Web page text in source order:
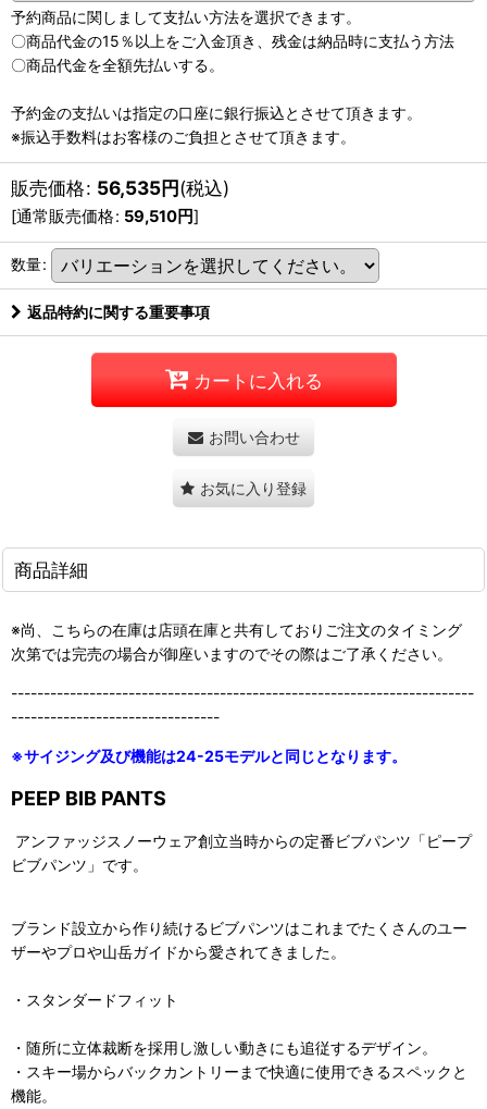
予約商品に関しまして支払い方法を選択できます。
〇商品代金の15％以上をご入金頂き、残金は納品時に支払う方法
〇商品代金を全額先払いする。
予約金の支払いは指定の口座に銀行振込とさせて頂きます。
※振込手数料はお客様のご負担とさせて頂きます。
販売価格: 56,535円(税込)
[通常販売価格: 59,510円]
数量:
返品特約に関する重要事項
カートに入れる
お問い合わせ
お気に入り登録
商品詳細
※尚、こちらの在庫は店頭在庫と共有しておりご注文のタイミング
次第では完売の場合が御座いますのでその際はご了承ください。
-----------------------------------------------------------------------
--------------------------------
※サイジング及び機能は24-25モデルと同じとなります。
PEEP BIB PANTS
アンファッジスノーウェア創立当時からの定番ビブパンツ「ピープ
ビブパンツ」です。
ブランド設立から作り続けるビブパンツはこれまでたくさんのユー
ザーやプロや山岳ガイドから愛されてきました。
・スタンダードフィット
・随所に立体裁断を採用し激しい動きにも追従するデザイン。
・スキー場からバックカントリーまで快適に使用できるスペックと
機能。